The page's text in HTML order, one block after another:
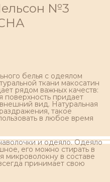
№3
белья с одеялом
ткани макосатин
рядом важных качеств:
поверхность придает
вид. Натуральная
такое
в любое время
и одеяло. Одеяло
его можно стирать в
микроволокну в составе
принимает свою